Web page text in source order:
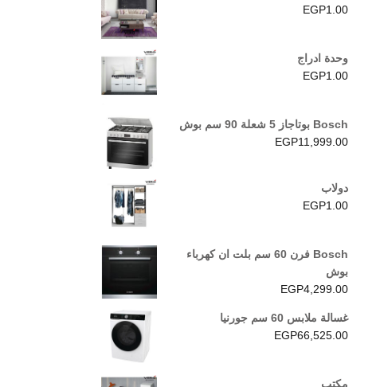
EGP1.00
وحدة ادراج
EGP1.00
Bosch بوتاجاز 5 شعلة 90 سم بوش
EGP11,999.00
دولاب
EGP1.00
Bosch فرن 60 سم بلت ان كهرباء
بوش
EGP4,299.00
غسالة ملابس 60 سم جورنيا
EGP66,525.00
مكتب